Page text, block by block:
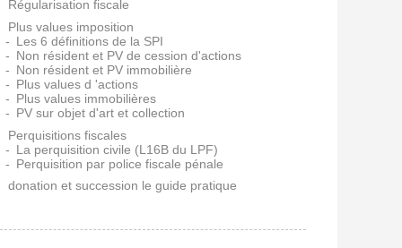
Régularisation fiscale
Plus values imposition
Les 6 définitions de la SPI
Non résident et PV de cession d'actions
Non résident et PV immobilière
Plus values d 'actions
Plus values immobilières
PV sur objet d'art et collection
Perquisitions fiscales
La perquisition civile (L16B du LPF)
Perquisition par police fiscale pénale
donation et succession le guide pratique